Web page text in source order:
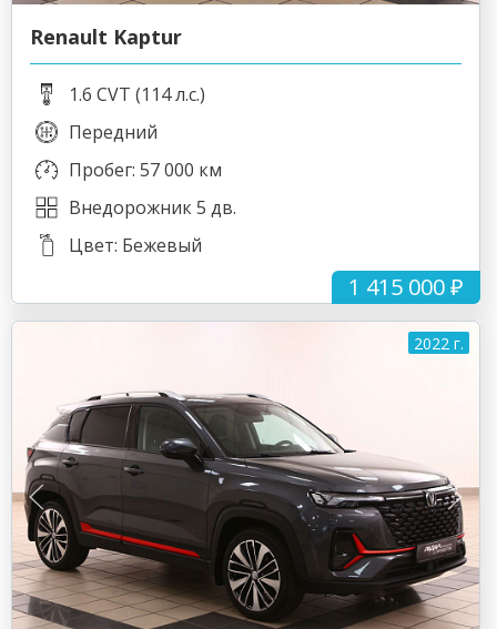
1 415 000 ₽
Renault Kaptur
1.6 CVT (114 л.с.)
Передний
Пробег: 57 000 км
Внедорожник 5 дв.
Цвет: Бежевый
2022 г.